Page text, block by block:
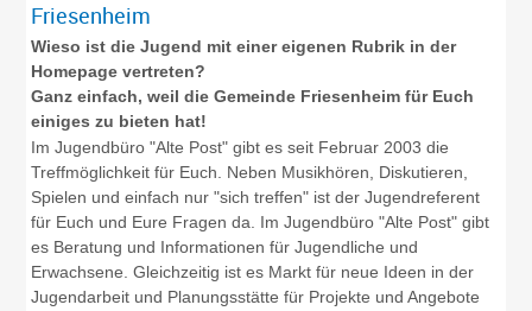
Friesenheim
Wieso ist die Jugend mit einer eigenen Rubrik in der
Homepage vertreten?
Ganz einfach, weil die Gemeinde Friesenheim für Euch
einiges zu bieten hat!
Im Jugendbüro "Alte Post" gibt es seit Februar 2003 die
Treffmöglichkeit für Euch. Neben Musikhören, Diskutieren,
Spielen und einfach nur "sich treffen" ist der Jugendreferent
für Euch und Eure Fragen da. Im Jugendbüro "Alte Post" gibt
es Beratung und Informationen für Jugendliche und
Erwachsene. Gleichzeitig ist es Markt für neue Ideen in der
Jugendarbeit und Planungsstätte für Projekte und Angebote